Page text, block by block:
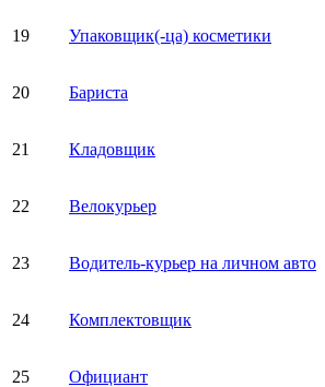
19 Упаковщик(-ца) косметики
20 Бариста
21 Кладовщик
22 Велокурьер
23 Водитель-курьер на личном авто
24 Комплектовщик
25 Официант